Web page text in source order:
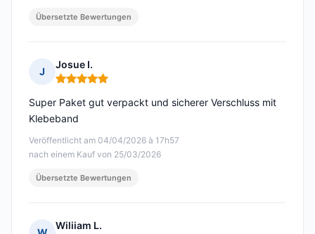
Übersetzte Bewertungen
J
Josue I.
Hinweis: 5 von 5
Veröffentlicht am 04/04/2026 à 17h57
nach einem Kauf von 25/03/2026
Super Paket gut verpackt und sicherer Verschluss mit
Klebeband
Übersetzte Bewertungen
Wiliiam L.